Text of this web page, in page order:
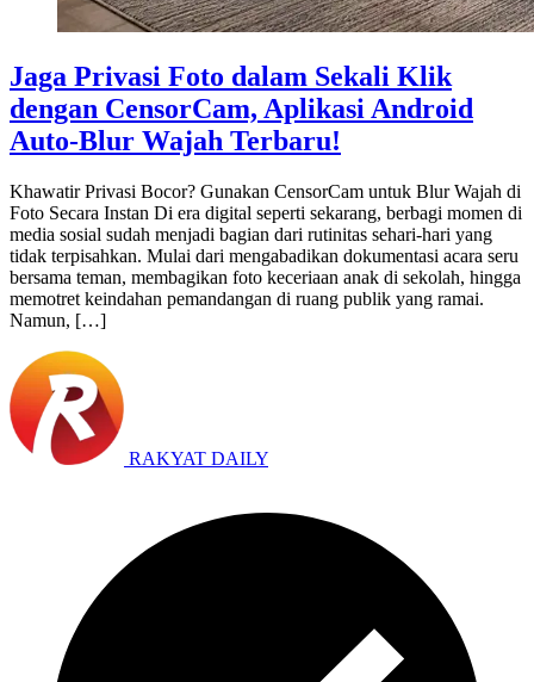
Jaga Privasi Foto dalam Sekali Klik
dengan CensorCam, Aplikasi Android
Auto-Blur Wajah Terbaru!
Khawatir Privasi Bocor? Gunakan CensorCam untuk Blur Wajah di
Foto Secara Instan Di era digital seperti sekarang, berbagi momen di
media sosial sudah menjadi bagian dari rutinitas sehari-hari yang
tidak terpisahkan. Mulai dari mengabadikan dokumentasi acara seru
bersama teman, membagikan foto keceriaan anak di sekolah, hingga
memotret keindahan pemandangan di ruang publik yang ramai.
Namun, […]
RAKYAT DAILY